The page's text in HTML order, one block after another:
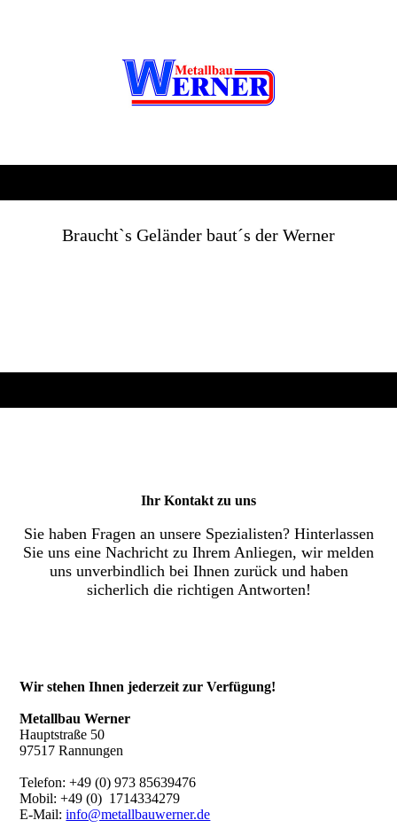
Braucht`s Geländer baut´s der Werner
Ihr Kontakt zu uns
Sie haben Fragen an unsere Spezialisten? Hinterlassen
Sie uns eine Nachricht zu Ihrem Anliegen, wir melden
uns unverbindlich bei Ihnen zurück und haben
sicherlich die richtigen Antworten!
Wir stehen Ihnen jederzeit zur Verfügung!
Metallbau Werner
Hauptstraße 50
97517 Rannungen
Telefon:+49 (0) 973 85639476
Mobil: +49 (0) 1714334279
E-Mail:info@metallbauwerner.de